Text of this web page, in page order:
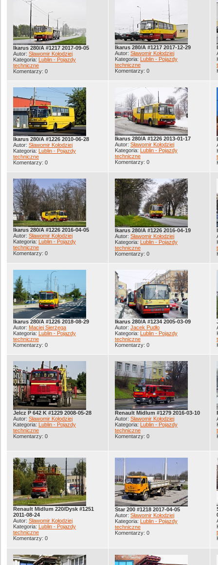
Ikarus 280/A #1217 2017-09-05
Autor: Sławomir Kołodziej
Kategoria: Lublin - Pojazdy
techniczne
Komentarzy: 0
Ikarus 280/A #1217 2017-12-29
Autor: Sławomir Kołodziej
Kategoria: Lublin - Pojazdy
techniczne
Komentarzy: 0
Ikarus 280/A #1226 2010-06-28
Autor: Sławomir Kołodziej
Kategoria: Lublin - Pojazdy
techniczne
Komentarzy: 0
Ikarus 280/A #1226 2013-01-17
Autor: Sławomir Kołodziej
Kategoria: Lublin - Pojazdy
techniczne
Komentarzy: 0
Ikarus 280/A #1226 2016-04-05
Autor: Sławomir Kołodziej
Kategoria: Lublin - Pojazdy
techniczne
Komentarzy: 0
Ikarus 280/A #1226 2016-04-19
Autor: Sławomir Kołodziej
Kategoria: Lublin - Pojazdy
techniczne
Komentarzy: 0
Ikarus 280/A #1226 2018-08-29
Autor: Maciej Sierżęga
Kategoria: Lublin - Pojazdy
techniczne
Komentarzy: 0
Ikarus 280/A #1234 2005-03-09
Autor: Jacek Pudło
Kategoria: Lublin - Pojazdy
techniczne
Komentarzy: 0
Jelcz P 642 K #1229 2008-05-28
Autor: Sławomir Kołodziej
Kategoria: Lublin - Pojazdy
techniczne
Komentarzy: 0
Renault Midlum #1279 2016-03-10
Autor: Sławomir Kołodziej
Kategoria: Lublin - Pojazdy
techniczne
Komentarzy: 0
Renault Midlum 220/Dysk #1251
2011-08-24
Autor: Sławomir Kołodziej
Kategoria: Lublin - Pojazdy
techniczne
Komentarzy: 0
Star 200 #1218 2017-04-05
Autor: Sławomir Kołodziej
Kategoria: Lublin - Pojazdy
techniczne
Komentarzy: 0